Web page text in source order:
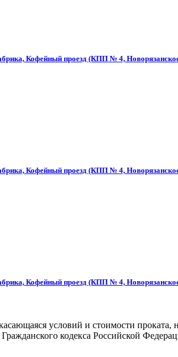
Кофейный проезд (КПП № 4,
Кофейный проезд (КПП № 4,
Кофейный проезд (КПП № 4,
условий и стоимости
кодекса Российской